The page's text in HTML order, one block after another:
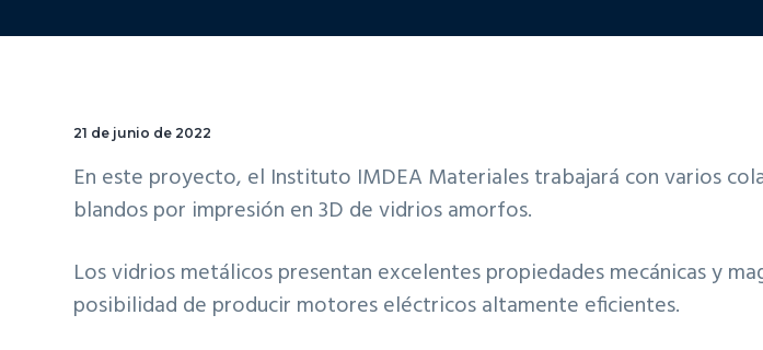
21 de junio de 2022
En este proyecto, el Instituto IMDEA Materiales trabajará con varios
blandos por impresión en 3D de vidrios amorfos.
Los vidrios metálicos presentan excelentes propiedades mecánicas y
posibilidad de producir motores eléctricos altamente eficientes.